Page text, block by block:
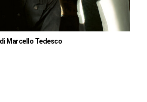
Marcello Tedesco